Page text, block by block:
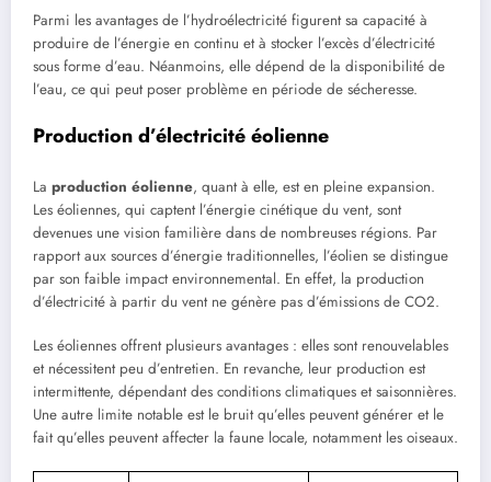
Parmi les avantages de l’hydroélectricité figurent sa capacité à
produire de l’énergie en continu et à stocker l’excès d’électricité
sous forme d’eau. Néanmoins, elle dépend de la disponibilité de
l’eau, ce qui peut poser problème en période de sécheresse.
Production d’électricité éolienne
La production éolienne, quant à elle, est en pleine expansion.
Les éoliennes, qui captent l’énergie cinétique du vent, sont
devenues une vision familière dans de nombreuses régions. Par
rapport aux sources d’énergie traditionnelles, l’éolien se distingue
par son faible impact environnemental. En effet, la production
d’électricité à partir du vent ne génère pas d’émissions de CO2.
Les éoliennes offrent plusieurs avantages : elles sont renouvelables
et nécessitent peu d’entretien. En revanche, leur production est
intermittente, dépendant des conditions climatiques et saisonnières.
Une autre limite notable est le bruit qu’elles peuvent générer et le
fait qu’elles peuvent affecter la faune locale, notamment les oiseaux.